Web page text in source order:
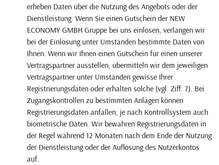
erheben Daten über die Nutzung des Angebots oder der
Dienstleistung. Wenn Sie einen Gutschein der NEW
ECONOMY GMBH Gruppe bei uns einlösen, verlangen wir
bei der Einlösung unter Umständen bestimmte Daten von
Ihnen. Wenn wir Ihnen einen Gutschein für einen unserer
Vertragspartner ausstellen, übermitteln wir dem jeweiligen
Vertragspartner unter Umständen gewisse Ihrer
Registrierungsdaten oder erhalten solche (vgl. Ziff. 7). Bei
Zugangskontrollen zu bestimmten Anlagen können
Registrierungsdaten anfallen; je nach Kontrollsystem auch
biometrische Daten. Wir bewahren Registrierungsdaten in
der Regel während 12 Monaten nach dem Ende der Nutzung
der Dienstleistung oder der Auflösung des Nutzerkontos
auf.